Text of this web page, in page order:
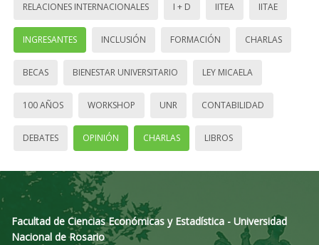
RELACIONES INTERNACIONALES I + D IITEA IITAE
INGRESANTES INCLUSIÓN FORMACIÓN CHARLAS
BECAS BIENESTAR UNIVERSITARIO LEY MICAELA
100 AÑOS WORKSHOP UNR CONTABILIDAD
DEBATES OPINIÓN CHARLAS LIBROS
Facultad de Ciencias Económicas y Estadística - Universidad
Nacional de Rosario